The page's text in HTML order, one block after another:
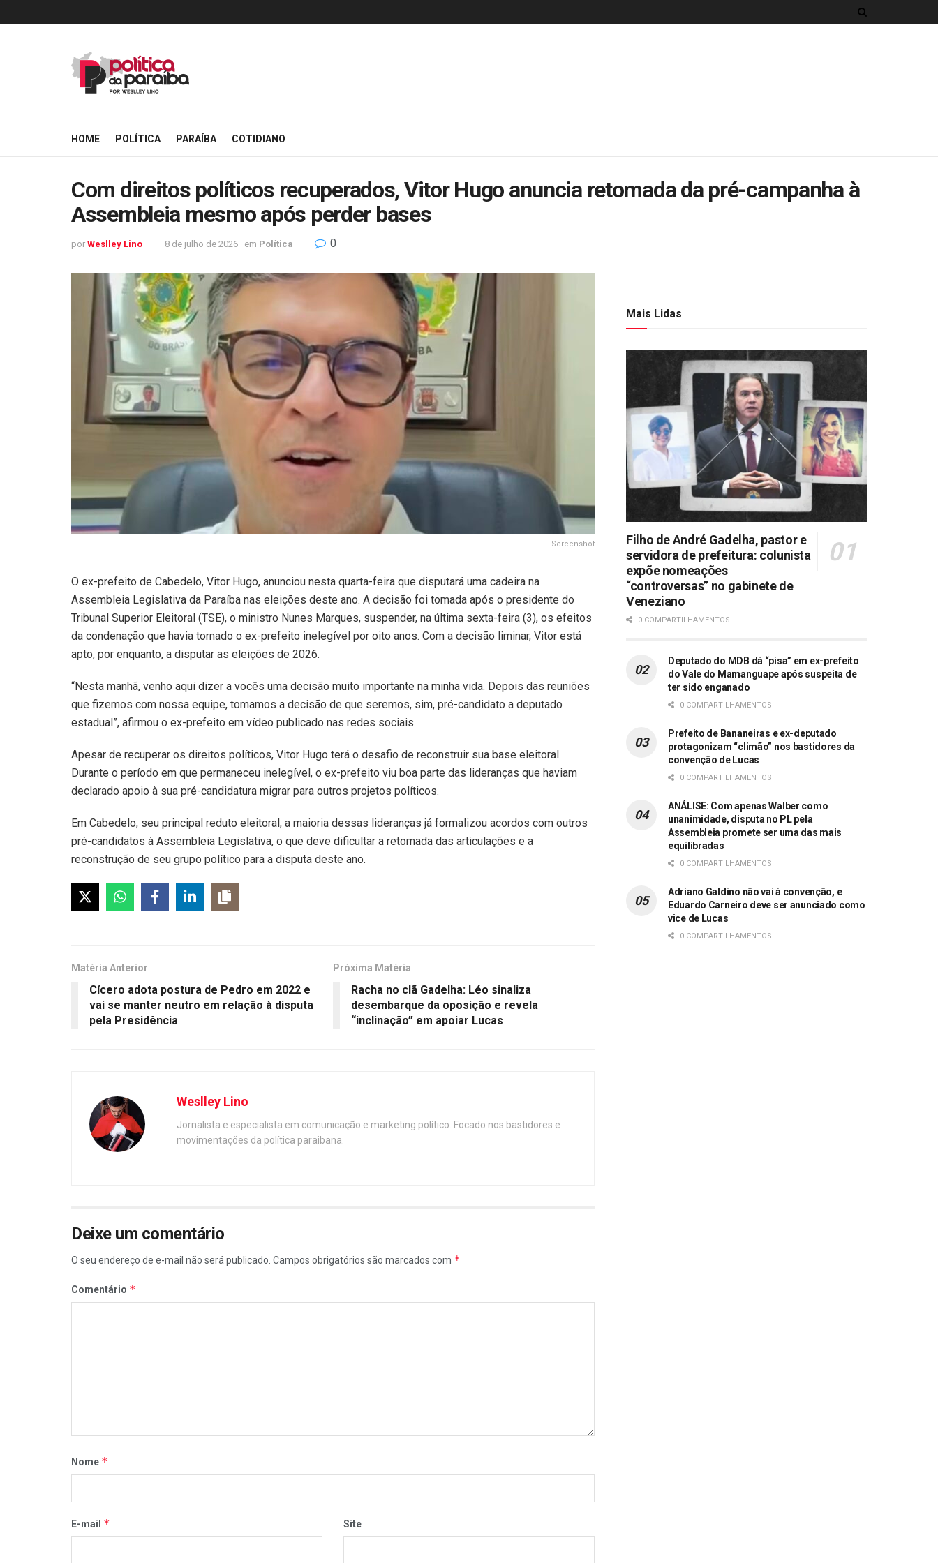
HOME POLÍTICA PARAÍBA COTIDIANO
Com direitos políticos recuperados, Vitor Hugo anuncia retomada da pré-campanha à
Assembleia mesmo após perder bases
por Weslley Lino 8 de julho de 2026 em Política 0
Screenshot
O ex-prefeito de Cabedelo, Vitor Hugo, anunciou nesta quarta-feira que disputará uma cadeira na
Assembleia Legislativa da Paraíba nas eleições deste ano. A decisão foi tomada após o presidente do
Tribunal Superior Eleitoral (TSE), o ministro Nunes Marques, suspender, na última sexta-feira (3), os efeitos
da condenação que havia tornado o ex-prefeito inelegível por oito anos. Com a decisão liminar, Vitor está
apto, por enquanto, a disputar as eleições de 2026.
“Nesta manhã, venho aqui dizer a vocês uma decisão muito importante na minha vida. Depois das reuniões
que fizemos com nossa equipe, tomamos a decisão de que seremos, sim, pré-candidato a deputado
estadual”, afirmou o ex-prefeito em vídeo publicado nas redes sociais.
Apesar de recuperar os direitos políticos, Vitor Hugo terá o desafio de reconstruir sua base eleitoral.
Durante o período em que permaneceu inelegível, o ex-prefeito viu boa parte das lideranças que haviam
declarado apoio à sua pré-candidatura migrar para outros projetos políticos.
Em Cabedelo, seu principal reduto eleitoral, a maioria dessas lideranças já formalizou acordos com outros
pré-candidatos à Assembleia Legislativa, o que deve dificultar a retomada das articulações e a
reconstrução de seu grupo político para a disputa deste ano.
Matéria Anterior
Cícero adota postura de Pedro em 2022 e
vai se manter neutro em relação à disputa
pela Presidência
Próxima Matéria
Racha no clã Gadelha: Léo sinaliza
desembarque da oposição e revela
“inclinação” em apoiar Lucas
Weslley Lino
Jornalista e especialista em comunicação e marketing político. Focado nos bastidores e
movimentações da política paraibana.
Deixe um comentário
O seu endereço de e-mail não será publicado. Campos obrigatórios são marcados com *
Comentário *
Nome *
E-mail * Site
Mais Lidas
Filho de André Gadelha, pastor e
servidora de prefeitura: colunista
expõe nomeações
“controversas” no gabinete de
Veneziano
0 COMPARTILHAMENTOS
Deputado do MDB dá “pisa” em ex-prefeito
do Vale do Mamanguape após suspeita de
ter sido enganado
0 COMPARTILHAMENTOS
Prefeito de Bananeiras e ex-deputado
protagonizam “climão” nos bastidores da
convenção de Lucas
0 COMPARTILHAMENTOS
ANÁLISE: Com apenas Walber como
unanimidade, disputa no PL pela
Assembleia promete ser uma das mais
equilibradas
0 COMPARTILHAMENTOS
Adriano Galdino não vai à convenção, e
Eduardo Carneiro deve ser anunciado como
vice de Lucas
0 COMPARTILHAMENTOS